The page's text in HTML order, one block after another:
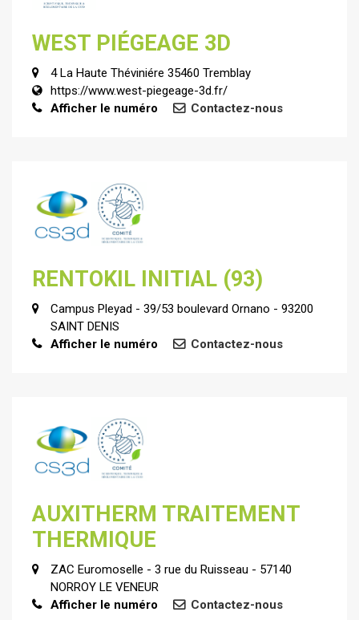
WEST PIÉGEAGE 3D
4 La Haute Théviniére 35460 Tremblay
https://www.west-piegeage-3d.fr/
Afficher le numéro
Contactez-nous
RENTOKIL INITIAL (93)
Campus Pleyad - 39/53 boulevard Ornano - 93200
SAINT DENIS
Afficher le numéro
Contactez-nous
AUXITHERM TRAITEMENT
THERMIQUE
ZAC Euromoselle - 3 rue du Ruisseau - 57140
NORROY LE VENEUR
Afficher le numéro
Contactez-nous